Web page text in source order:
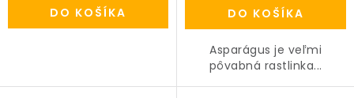
DO KOŠÍKA DO KOŠÍKA
Asparágus je veľmi
pôvabná rastlinka...